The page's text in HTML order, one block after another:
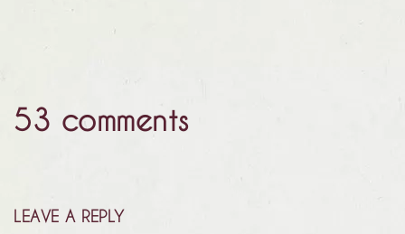
53 comments
LEAVE A REPLY